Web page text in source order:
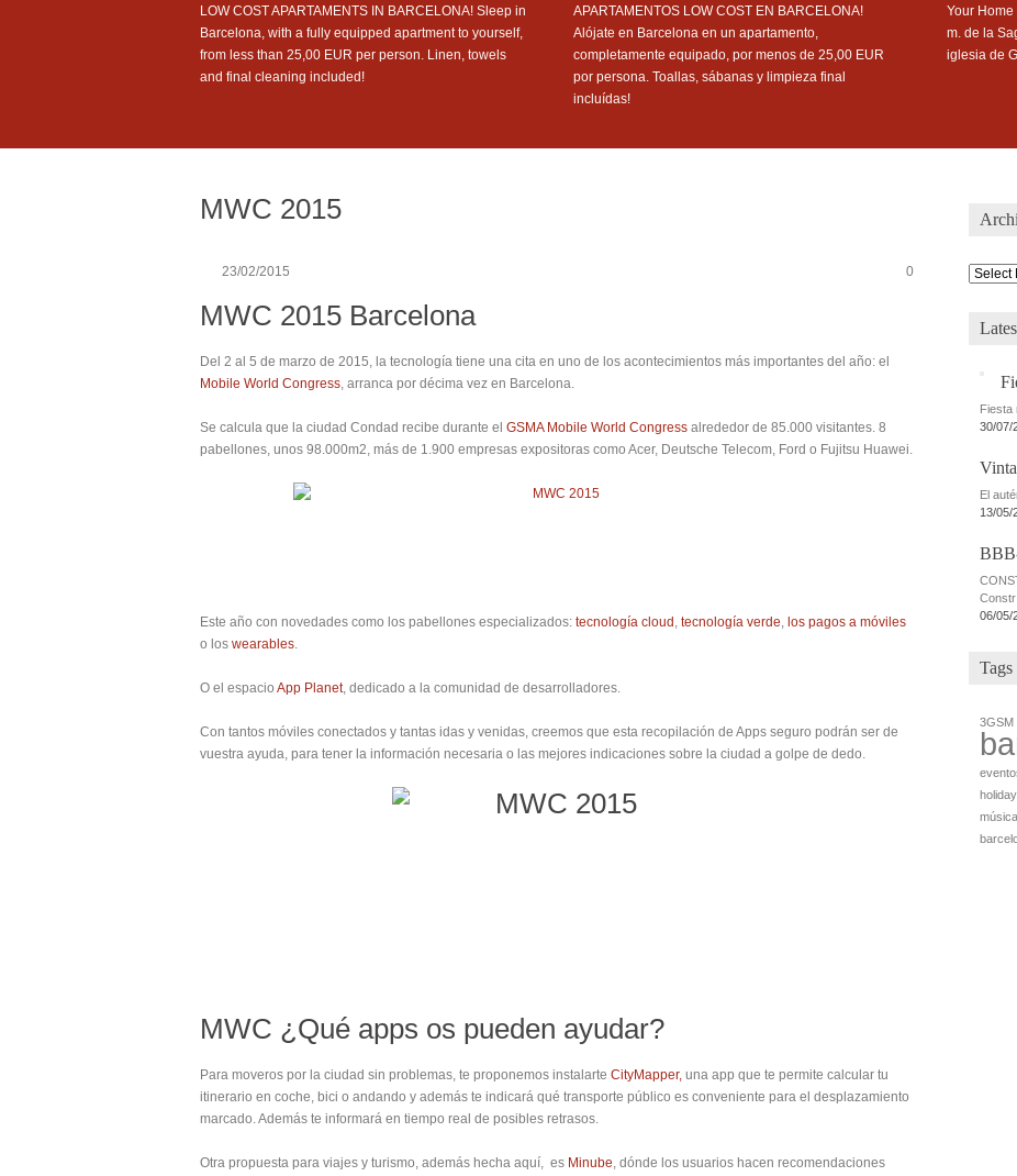
LOW COST APARTAMENTS IN BARCELONA! Sleep in
Barcelona, with a fully equipped apartment to yourself,
from less than 25,00 EUR per person. Linen, towels
and final cleaning included!
APARTAMENTOS LOW COST EN BARCELONA!
Alójate en Barcelona en un apartamento,
completamente equipado, por menos de 25,00 EUR
por persona. Toallas, sábanas y limpieza final
incluídas!
Your
m. de la
iglesia de
MWC 2015
23/02/2015 0
MWC 2015 Barcelona
Del 2 al 5 de marzo de 2015, la tecnología tiene una cita en uno de los acontecimientos más importantes del año: el
Mobile World Congress, arranca por décima vez en Barcelona.
Se calcula que la ciudad Condad recibe durante el GSMA Mobile World Congress alrededor de 85.000 visitantes. 8
pabellones, unos 98.000m2, más de 1.900 empresas expositoras como Acer, Deutsche Telecom, Ford o Fujitsu Huawei.
Este año con novedades como los pabellones especializados: tecnología cloud , tecnología verde, los pagos a móviles
o los wearables.
O el espacio App Planet, dedicado a la comunidad de desarrolladores.
Con tantos móviles conectados y tantas idas y venidas, creemos que esta recopilación de Apps seguro podrán ser de
vuestra ayuda, para tener la información necesaria o las mejores indicaciones sobre la ciudad a golpe de dedo.
MWC ¿Qué apps os pueden ayudar?
Para moveros por la ciudad sin problemas, te proponemos instalarte CityMapper, una app que te permite calcular tu
itinerario en coche, bici o andando y además te indicará qué transporte público es conveniente para el desplazamiento
marcado. Además te informará en tiempo real de posibles retrasos.
Otra propuesta para viajes y turismo, además hecha aquí, es Minube, dónde los usuarios hacen recomendaciones
Fiesta
30/07/
El
13/05/
Constr
06/05/
Tags
3GSM
música